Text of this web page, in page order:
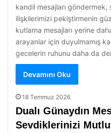
kandil mesajları
ilişkilerimizi pekiştirmenin
kutlama mesajları yerine
arayanlar için duyulmamış
gecelerin ruhunu daha da
Devamını Oku
18 Temmuz 2026
Dualı Günaydın
Sevdiklerinizi